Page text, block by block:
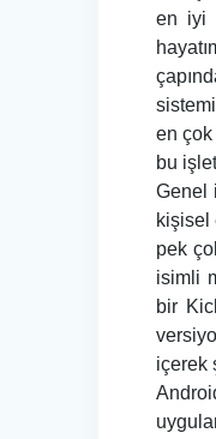
en iyi
en çok
bu
Genel
kişisel
pek
isimli
bir
içerek